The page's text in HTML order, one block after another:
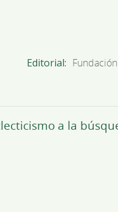
Editorial
a la